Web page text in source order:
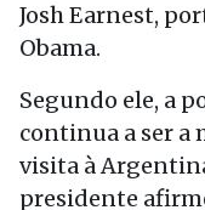
Josh Earnest,
Obama.
Segundo ele, a
continua a ser a
visita à
presidente